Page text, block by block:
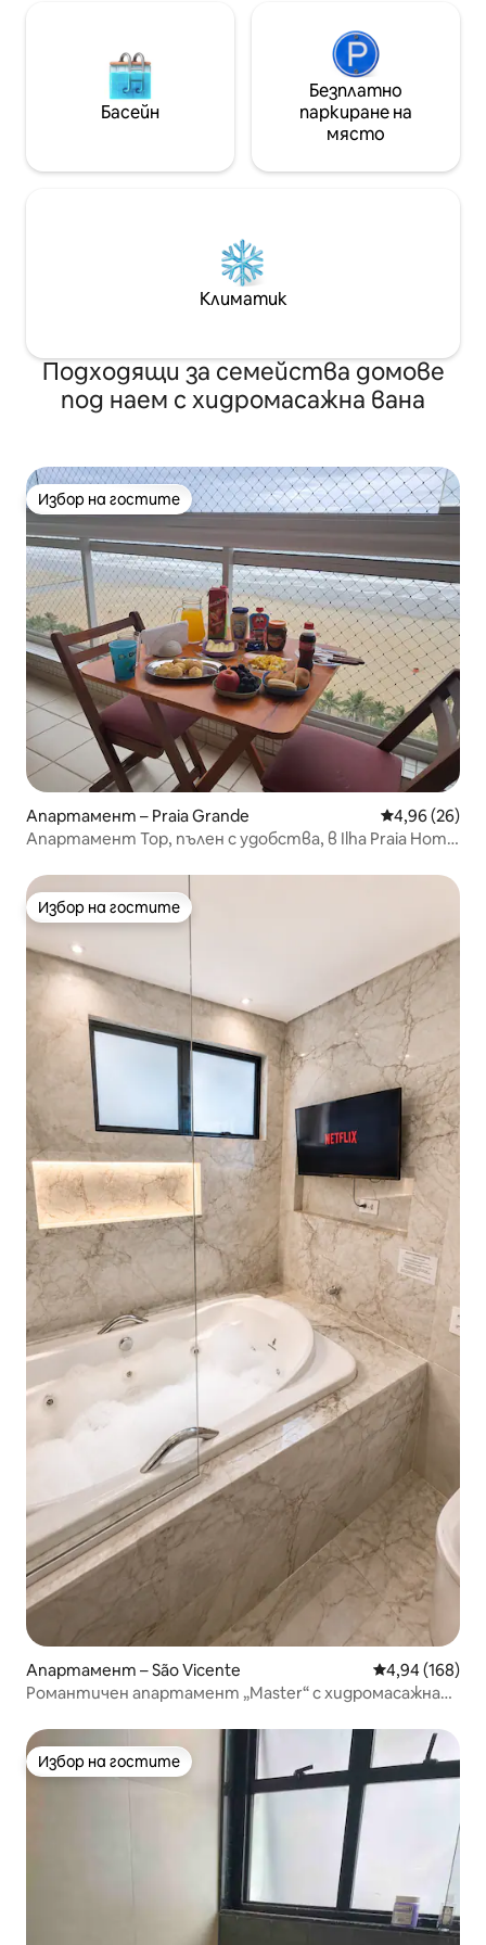
Басейн
Безплатно
паркиране на
място
Климатик
Подходящи за семейства домове
под наем с хидромасажна вана
Избор на гостите
Избор на гостите
Апартамент – Praia Grande Средна
4,96 (26)
Апартамент Top, пълен с удобства, в Ilha Praia Home
Избор на гостите
Избор на гостите
Апартамент – São Vicente Средна
4,94 (168)
Романтичен апартамент „Master“ с хидромасажна
Избор на гостите
Избор на гостите